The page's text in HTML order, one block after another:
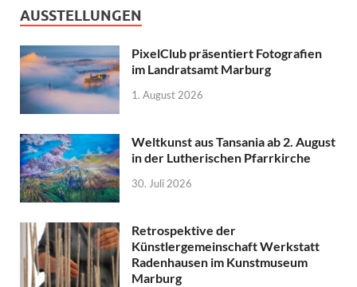
AUSSTELLUNGEN
PixelClub präsentiert Fotografien
im Landratsamt Marburg
1. August 2026
Weltkunst aus Tansania ab 2. August
in der Lutherischen Pfarrkirche
30. Juli 2026
Retrospektive der
Künstlergemeinschaft Werkstatt
Radenhausen im Kunstmuseum
Marburg